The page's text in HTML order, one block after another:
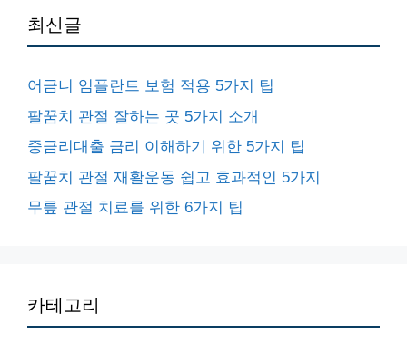
최신글
어금니 임플란트 보험 적용 5가지 팁
팔꿈치 관절 잘하는 곳 5가지 소개
중금리대출 금리 이해하기 위한 5가지 팁
팔꿈치 관절 재활운동 쉽고 효과적인 5가지
무릎 관절 치료를 위한 6가지 팁
카테고리